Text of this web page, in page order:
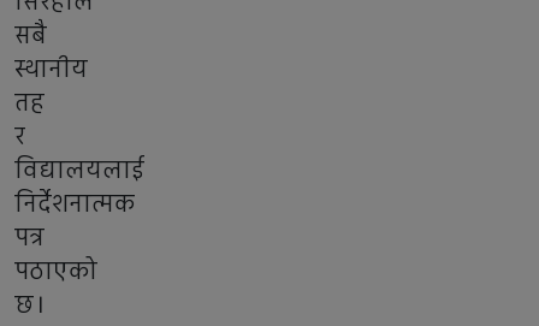
सबै
स्थानीय
तह
र
विद्यालयलाई
निर्देशनात्मक
पत्र
पठाएको
छ।